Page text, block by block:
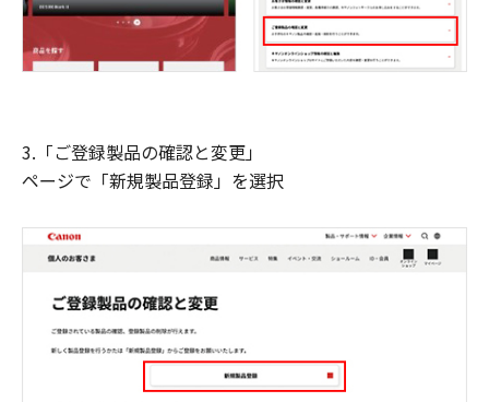
3.「ご登録製品の確認と変更」
ページで「新規製品登録」を選択